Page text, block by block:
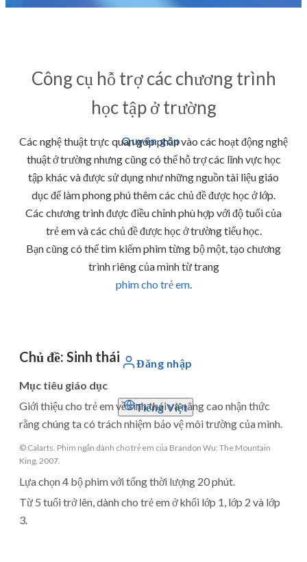
Quyên góp
Đăng nhập
Tiếng Việt
Công cụ hỗ trợ các chương trình
học tập ở trường
Các nghệ thuật trực quan góp phần vào các hoạt động nghệ
thuật ở trường nhưng cũng có thể hỗ trợ các lĩnh vực học
tập khác và được sử dụng như những nguồn tài liệu giáo
dục để làm phong phú thêm các chủ đề được học ở lớp.
Các chương trình được điều chỉnh phù hợp với độ tuổi của
trẻ em và các chủ đề được học ở trường tiểu học.
Bạn cũng có thể tìm kiếm phim từng bộ một, tạo chương
trình riêng của mình từ trang
phim cho trẻ em.
Chủ đề: Sinh thái
Mục tiêu giáo dục
Giới thiệu cho trẻ em về sinh thái và nâng cao nhận thức
rằng chúng ta có trách nhiệm bảo vệ môi trường của mình.
© Calarts. Phim ngắn dành cho trẻ em của Brandon Wu: The Mountain
King, 2007.
Lựa chọn 4 bộ phim với tổng thời lượng 20 phút.
Từ 5 tuổi trở lên, dành cho trẻ em ở khối lớp 1, lớp 2 và lớp
3.